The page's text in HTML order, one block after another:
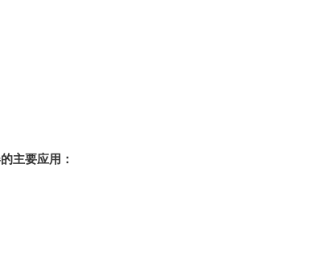
主要应用：